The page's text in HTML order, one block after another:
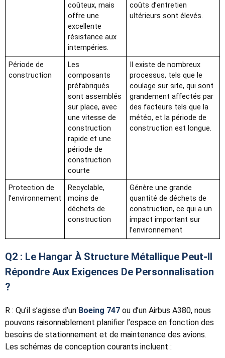
coûteux, mais
offre une
excellente
résistance aux
intempéries.
coûts d’entretien
ultérieurs sont élevés.
Période de
construction
Les
composants
préfabriqués
sont assemblés
sur place, avec
une vitesse de
construction
rapide et une
période de
construction
courte
Il existe de nombreux
processus, tels que le
coulage sur site, qui sont
grandement affectés par
des facteurs tels que la
météo, et la période de
construction est longue.
Protection de
l’environnement
Recyclable,
moins de
déchets de
construction
Génère une grande
quantité de déchets de
construction, ce qui a un
impact important sur
l’environnement
Q2 : Le Hangar À Structure Métallique Peut-Il
Répondre Aux Exigences De Personnalisation
?
R : Qu’il s’agisse d’un Boeing 747 ou d’un Airbus A380, nous
pouvons raisonnablement planifier l’espace en fonction des
besoins de stationnement et de maintenance des avions.
Les schémas de conception courants incluent :